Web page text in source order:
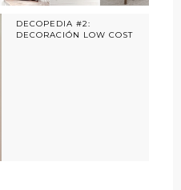
DECOPEDIA #2:
DECORACIÓN LOW COST